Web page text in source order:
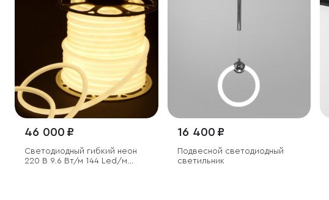
46 000 ₽
Светодиодный гибкий неон
220 В 9.6 Вт/м 144 Led/м
16 400 ₽
Подвесной светодиодный
светильник